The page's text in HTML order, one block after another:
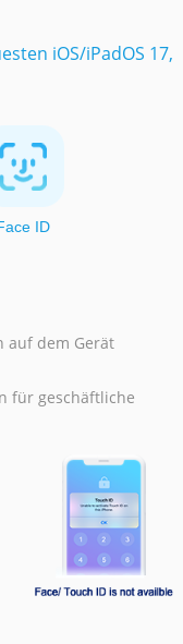
iOS/iPadOS 17,
ID
auf dem Gerät
für geschäftliche